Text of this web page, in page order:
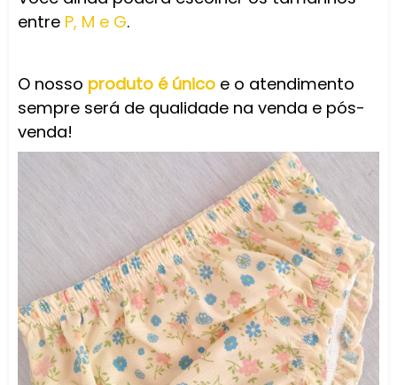
entre P, M e G.
O nosso produto é único e o atendimento
sempre será de qualidade na venda e pós-
venda!